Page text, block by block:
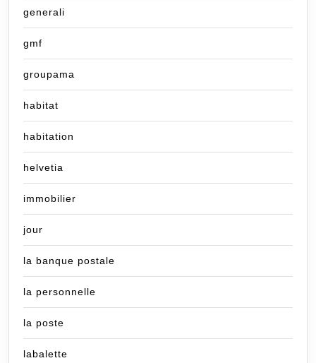
generali
gmf
groupama
habitat
habitation
helvetia
immobilier
jour
la banque postale
la personnelle
la poste
labalette